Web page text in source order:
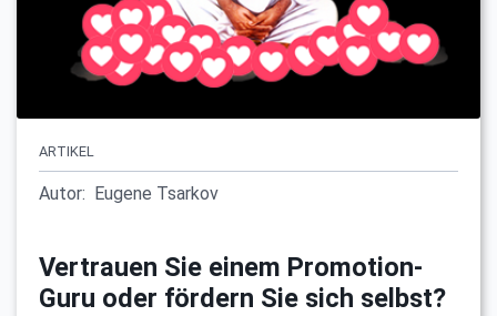
ARTIKEL
Autor: Eugene Tsarkov
Vertrauen Sie einem Promotion-
Guru oder fördern Sie sich selbst?